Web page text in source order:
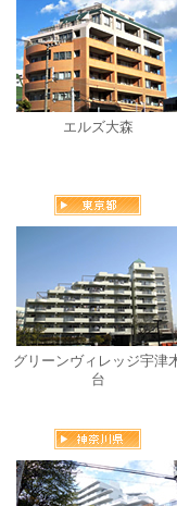
エルズ大森
グリーンヴィレッジ宇津
台